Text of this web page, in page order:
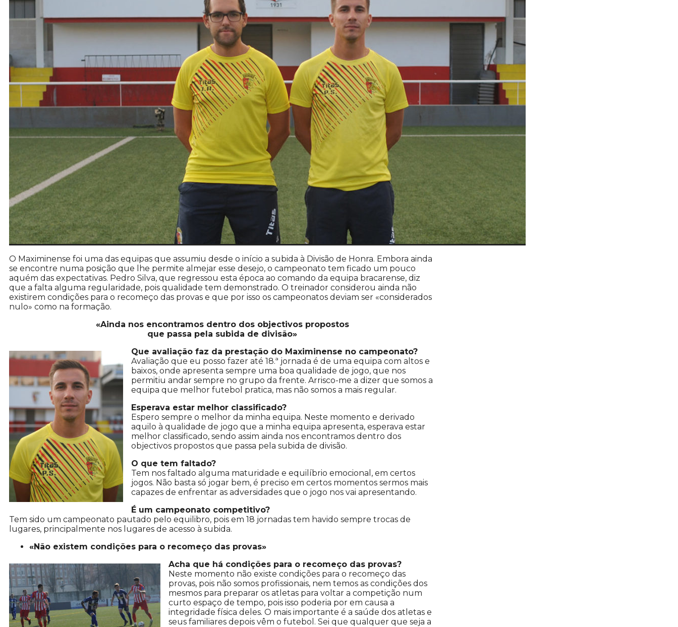
O Maximinense foi uma das equipas que assumiu desde o início a subida à Divisão de Honra. Embora ainda
se encontre numa posição que lhe permite almejar esse desejo, o campeonato tem ficado um pouco
aquém das expectativas. Pedro Silva, que regressou esta época ao comando da equipa bracarense, diz
que a falta alguma regularidade, pois qualidade tem demonstrado. O treinador considerou ainda não
existirem condições para o recomeço das provas e que por isso os campeonatos deviam ser «considerados
nulo» como na formação.
«Ainda nos encontramos dentro dos objectivos propostos
que passa pela subida de divisão»
Que avaliação faz da prestação do Maximinense no campeonato?
Avaliação que eu posso fazer até 18.ª jornada é de uma equipa com altos e
baixos, onde apresenta sempre uma boa qualidade de jogo, que nos
permitiu andar sempre no grupo da frente. Arrisco-me a dizer que somos a
equipa que melhor futebol pratica, mas não somos a mais regular.
Esperava estar melhor classificado?
Espero sempre o melhor da minha equipa. Neste momento e derivado
aquilo à qualidade de jogo que a minha equipa apresenta, esperava estar
melhor classificado, sendo assim ainda nos encontramos dentro dos
objectivos propostos que passa pela subida de divisão.
O que tem faltado?
Tem nos faltado alguma maturidade e equilíbrio emocional, em certos
jogos. Não basta só jogar bem, é preciso em certos momentos sermos mais
capazes de enfrentar as adversidades que o jogo nos vai apresentando.
É um campeonato competitivo?
Tem sido um campeonato pautado pelo equilibro, pois em 18 jornadas tem havido sempre trocas de
lugares, principalmente nos lugares de acesso à subida.
«Não existem condições para o recomeço das provas»
Acha que há condições para o recomeço das provas?
Neste momento não existe condições para o recomeço das
provas, pois não somos profissionais, nem temos as condições dos
mesmos para preparar os atletas para voltar a competição num
curto espaço de tempo, pois isso poderia por em causa a
integridade física deles. O mais importante é a saúde dos atletas e
seus familiares depois vêm o futebol. Sei que qualquer que seja a